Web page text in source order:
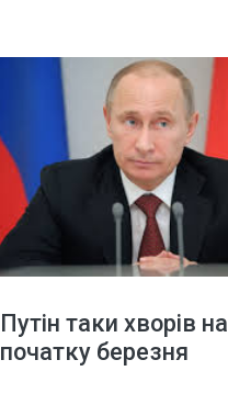
Путін таки хворів на
початку березня